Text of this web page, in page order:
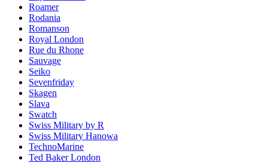
Roamer
Rodania
Romanson
Royal London
Rue du Rhone
Sauvage
Seiko
Sevenfriday
Skagen
Slava
Swatch
Swiss Military by R
Swiss Military Hanowa
TechnoMarine
Ted Baker London